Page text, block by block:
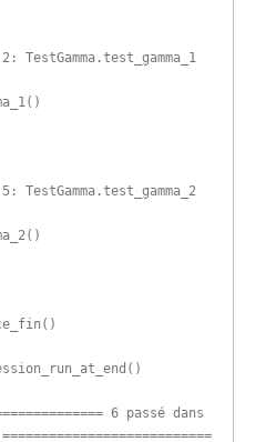
2 : TestGamma .test_gamma_1
( )
5 : TestGamma .test_gamma_2
( )
( )
( )
============ 6 passé dans
===========================